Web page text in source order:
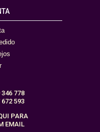
346 778
672 593
PARA
EMAIL